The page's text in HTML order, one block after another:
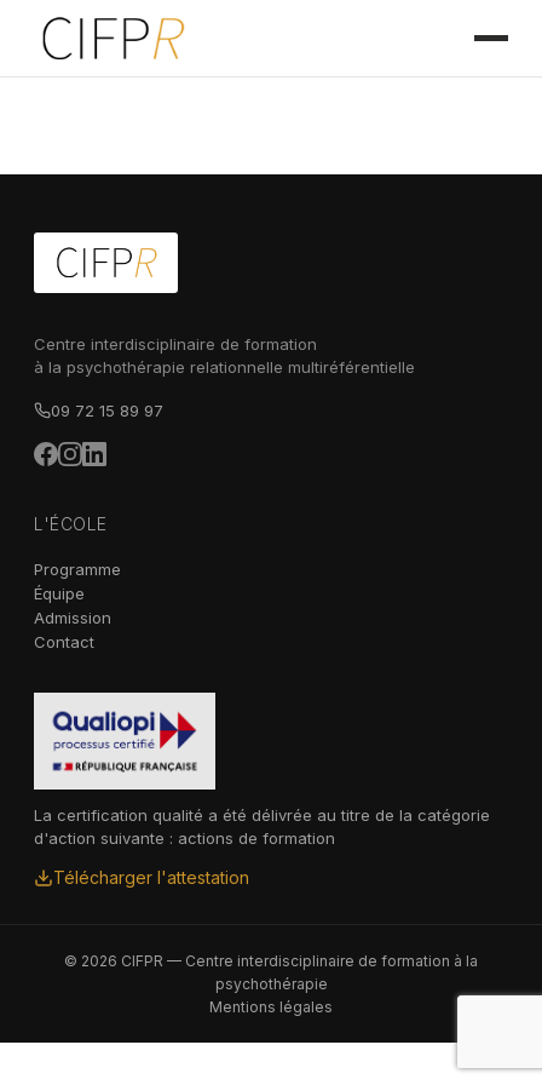
Centre interdisciplinaire de formation
à la psychothérapie relationnelle multiréférentielle
09 72 15 89 97
L'ÉCOLE
Programme
Équipe
Admission
Contact
La certification qualité a été délivrée au titre de la catégorie
d'action suivante : actions de formation
Télécharger l'attestation
© 2026 CIFPR — Centre interdisciplinaire de formation à la
psychothérapie
Mentions légales